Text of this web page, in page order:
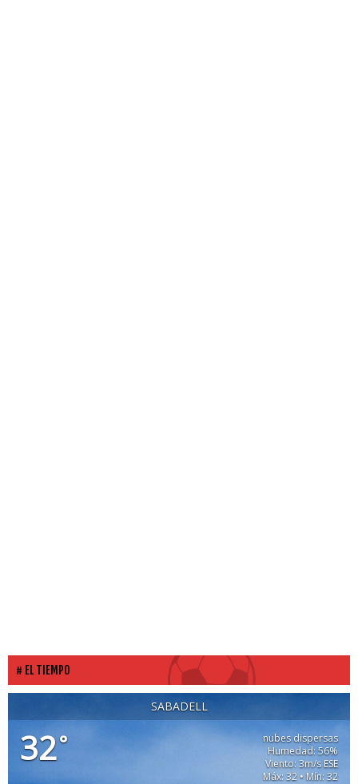
EL TIEMPO
SABADELL
32°
nubes dispersas
Humedad: 56%
Viento: 3m/s ESE
Máx: 32 • Mín: 32